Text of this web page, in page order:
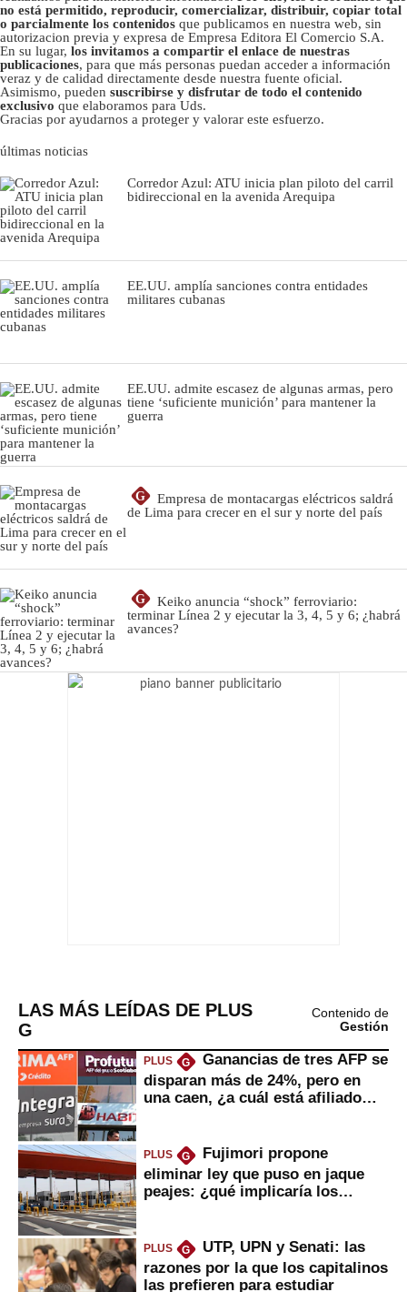
no está permitido, reproducir, comercializar, distribuir, copiar total
o parcialmente los contenidos que publicamos en nuestra web, sin
autorizacion previa y expresa de Empresa Editora El Comercio S.A.
En su lugar, los invitamos a compartir el enlace de nuestras
publicaciones, para que más personas puedan acceder a información
veraz y de calidad directamente desde nuestra fuente oficial.
Asimismo, pueden suscribirse y disfrutar de todo el contenido
exclusivo que elaboramos para Uds.
Gracias por ayudarnos a proteger y valorar este esfuerzo.
últimas noticias
Corredor Azul: ATU inicia plan piloto del carril
bidireccional en la avenida Arequipa
EE.UU. amplía sanciones contra entidades
militares cubanas
EE.UU. admite escasez de algunas armas, pero
tiene ‘suficiente munición’ para mantener la
guerra
G
Empresa de montacargas eléctricos saldrá
de Lima para crecer en el sur y norte del país
G
Keiko anuncia “shock” ferroviario:
terminar Línea 2 y ejecutar la 3, 4, 5 y 6; ¿habrá
avances?
LAS MÁS LEÍDAS DE PLUS
G
Contenido de
Gestión
PLUS G
Ganancias de tres AFP se
disparan más de 24%, pero en
una caen, ¿a cuál está afiliado
PLUS G
Fujimori propone
eliminar ley que puso en jaque
peajes: ¿qué implicaría los
PLUS G
UTP, UPN y Senati: las
razones por la que los capitalinos
las prefieren para estudiar